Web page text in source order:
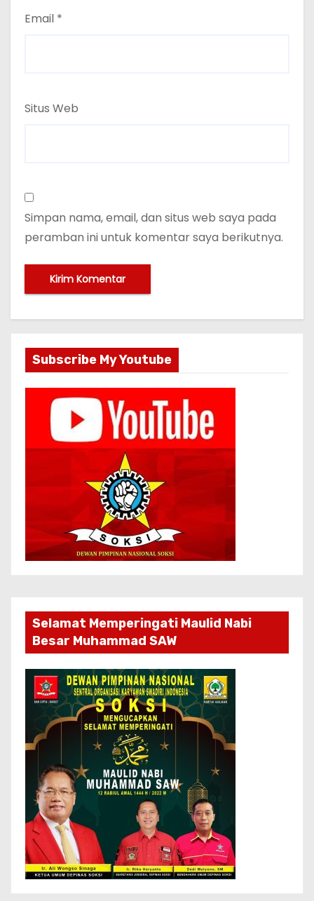
Email *
Situs Web
Simpan nama, email, dan situs web saya pada
peramban ini untuk komentar saya berikutnya.
Subscribe My Youtube
Selamat Memperingati Maulid Nabi
Besar Muhammad SAW